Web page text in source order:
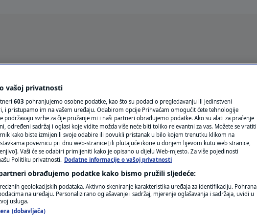
VRIJEME
N1 TEME
vašoj privatnosti
603 pohranjujemo osobne podatke, kao što su podaci o pregledavanju ili jedinstveni
i pristupamo im na vašem uređaju. Odabirom opcije Prihvaćam omogućit ćete tehnologije
podržavaju svrhe za čije pružanje mi i naši partneri obrađujemo podatke. Ako su alati za praćenje
određeni sadržaj i oglasi koje vidite možda više neće biti toliko relevantni za vas. Možete se vratiti
kako biste izmijenili svoje odabire ili povukli pristanak u bilo kojem trenutku klikom na
poveznicu pri dnu web-stranice [ili plutajuće ikone u donjem lijevom kutu web stranice,
Vaši će se odabiri primijeniti kako je opisano u dijelu Web-mjesto. Za više pojedinosti
Politiku privatnosti. Dodatne informacije o vašoj privatnosti
obrađujemo podatke kako bismo pružili sljedeće:
geolokacijskih podataka. Aktivno skeniranje karakteristika uređaja za identifikaciju. Pohrana
na uređaju. Personalizirano oglašavanje i sadržaj, mjerenje oglašavanja i sadržaja, uvidi u
usluga.
(dobavljača)